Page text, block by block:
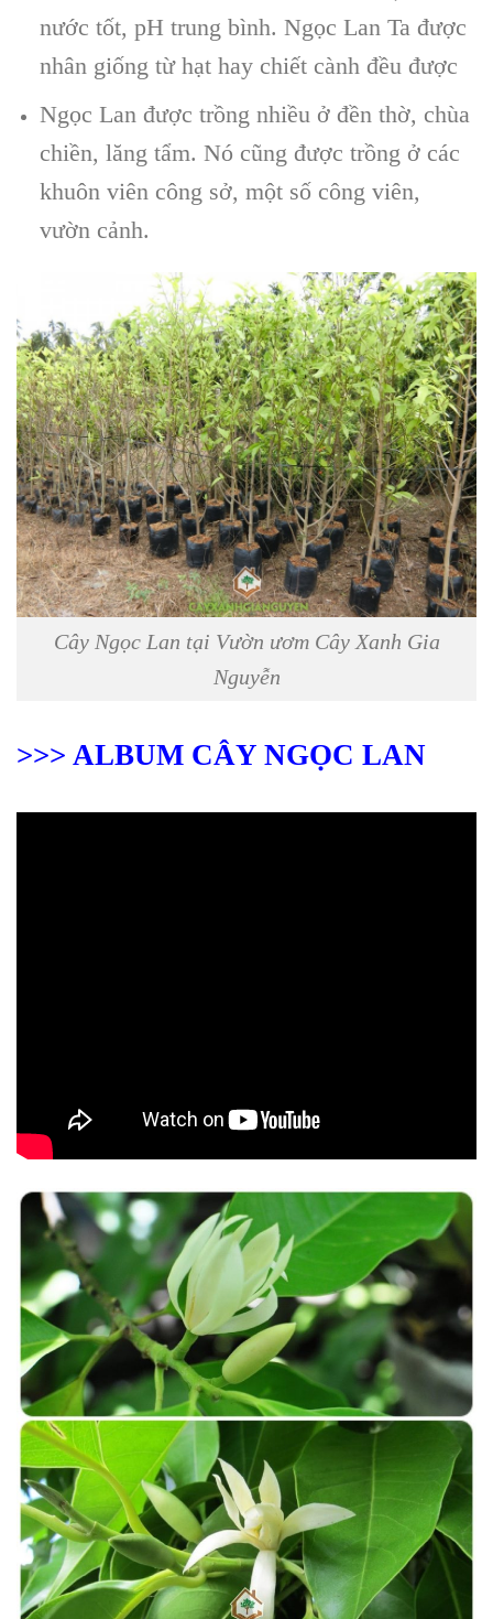
nước tốt, pH trung bình. Ngọc Lan Ta được
nhân giống từ hạt hay chiết cành đều được
Ngọc Lan được trồng nhiều ở đền thờ, chùa
chiền, lăng tẩm. Nó cũng được trồng ở các
khuôn viên công sở, một số công viên,
vườn cảnh.
Cây Ngọc Lan tại Vườn ươm Cây Xanh Gia
Nguyễn
>>> ALBUM CÂY NGỌC LAN